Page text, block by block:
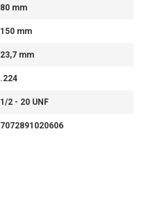
80 mm
150 mm
23,7 mm
.224
1/2 - 20 UNF
7072891020606